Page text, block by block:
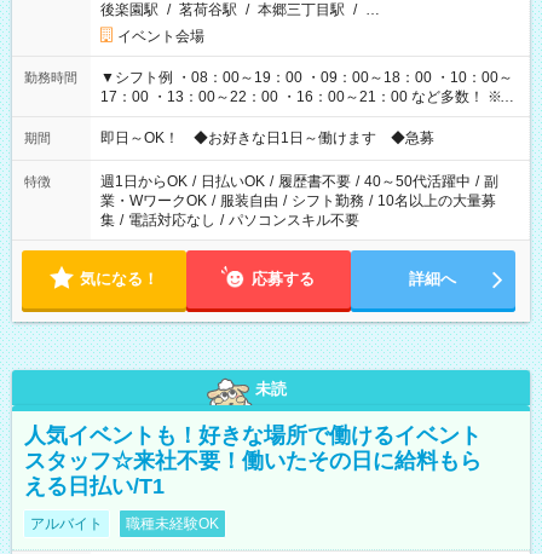
後楽園駅 / 茗荷谷駅 / 本郷三丁目駅 / …
イベント会場
勤務時間
▼シフト例 ・08：00～19：00 ・09：00～18：00 ・10：00～
17：00 ・13：00～22：00 ・16：00～21：00 など多数！ ※お
仕事により勤務時間が異なります
期間 即日～OK！ ◆お好きな日1日～働けます ◆急募
特徴 週1日からOK / 日払いOK / 履歴書不要 / 40～50代活躍中 / 副
業・WワークOK / 服装自由 / シフト勤務 / 10名以上の大量募
集 / 電話対応なし / パソコンスキル不要
気になる！ 応募する 詳細へ
未読
人気イベントも！好きな場所で働けるイベント
スタッフ☆来社不要！働いたその日に給料もら
える日払い/T1
アルバイト 職種未経験OK